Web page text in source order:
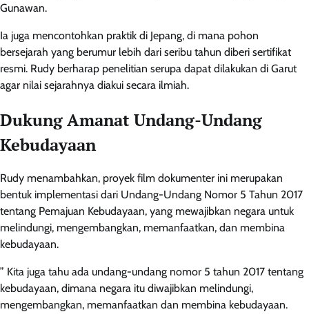
Gunawan.
Ia juga mencontohkan praktik di Jepang, di mana pohon
bersejarah yang berumur lebih dari seribu tahun diberi sertifikat
resmi. Rudy berharap penelitian serupa dapat dilakukan di Garut
agar nilai sejarahnya diakui secara ilmiah.
Dukung Amanat Undang-Undang
Kebudayaan
Rudy menambahkan, proyek film dokumenter ini merupakan
bentuk implementasi dari Undang-Undang Nomor 5 Tahun 2017
tentang Pemajuan Kebudayaan, yang mewajibkan negara untuk
melindungi, mengembangkan, memanfaatkan, dan membina
kebudayaan.
” Kita juga tahu ada undang-undang nomor 5 tahun 2017 tentang
kebudayaan, dimana negara itu diwajibkan melindungi,
mengembangkan, memanfaatkan dan membina kebudayaan.